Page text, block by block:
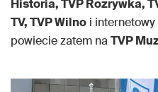
Historia, TVP Rozrywka,
TV, TVP Wilno i
powiecie zatem naTVP